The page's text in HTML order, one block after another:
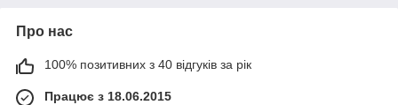
Про нас
100% позитивних з 40 відгуків за рік
Працює з 18.06.2015